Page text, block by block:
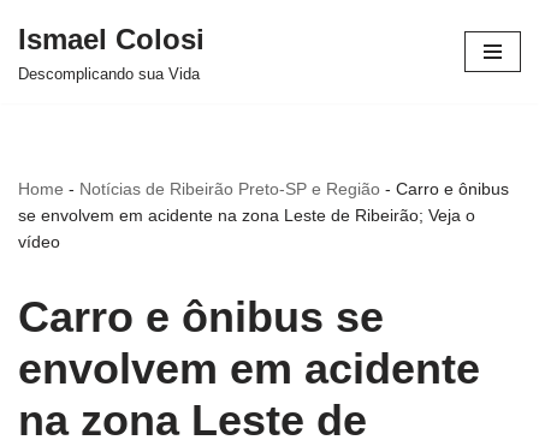
Avançar
Ismael Colosi
Descomplicando sua Vida
Home - Notícias de Ribeirão Preto-SP e Região - Carro e ônibus
se envolvem em acidente na zona Leste de Ribeirão; Veja o
vídeo
Carro e ônibus se
envolvem em acidente
na zona Leste de